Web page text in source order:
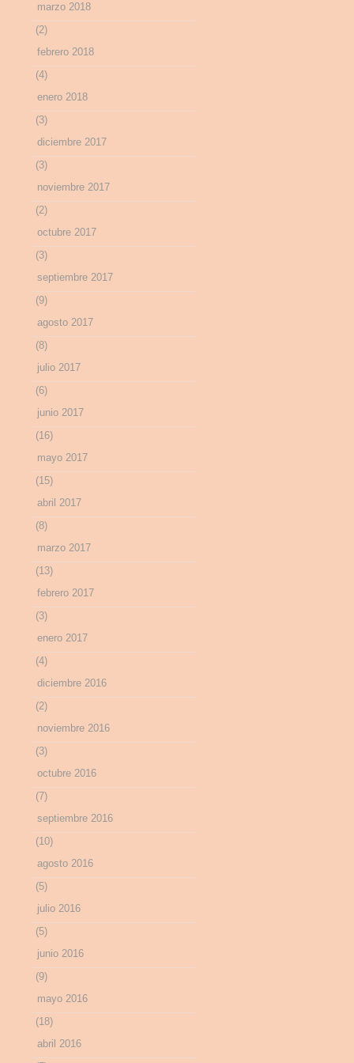
marzo 2018
(2)
febrero 2018
(4)
enero 2018
(3)
diciembre 2017
(3)
noviembre 2017
(2)
octubre 2017
(3)
septiembre 2017
(9)
agosto 2017
(8)
julio 2017
(6)
junio 2017
(16)
mayo 2017
(15)
abril 2017
(8)
marzo 2017
(13)
febrero 2017
(3)
enero 2017
(4)
diciembre 2016
(2)
noviembre 2016
(3)
octubre 2016
(7)
septiembre 2016
(10)
agosto 2016
(5)
julio 2016
(5)
junio 2016
(9)
mayo 2016
(18)
abril 2016